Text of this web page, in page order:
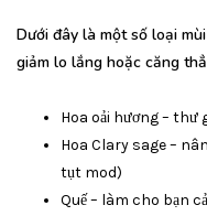
Dưới đây là một số loại
giảm lo lắng hoặc căng
Hoa oải hương –
Hoa Clary sage –
tụt mod)
Quế – làm cho bạn